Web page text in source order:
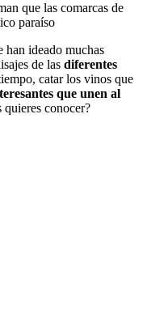
que las comarcas de
paraíso
han ideado muchas
de las diferentes
catar los vinos que
que unen al
quieres conocer?